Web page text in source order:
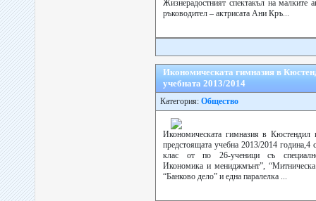
Жизнерадостният спектакъл на малките
ръководител – актрисата Ани Кръ...
Икономическата гимназия в
учебната 2013/2014
Категория: Общество
Икономическата гимназия в Кюстендил
предстоящата учебна 2013/2014 година,4
клас от по 26-ученици съ
Икономика и мениджмънт”,
“Банково дело” и една паралелка ...